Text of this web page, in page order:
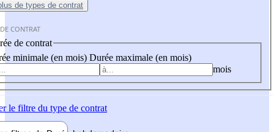
de types de contrat
CONTRAT
de contrat
minimale (en mois) Durée maximale (en mois)
mois
le filtre du type de contrat